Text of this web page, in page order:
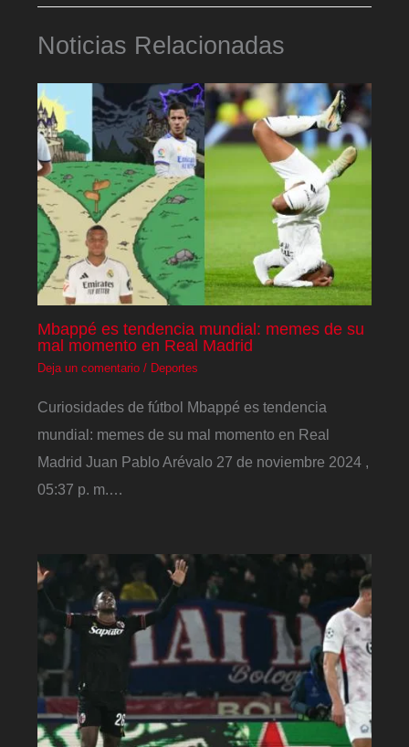
Noticias Relacionadas
Mbappé es tendencia mundial: memes de su
mal momento en Real Madrid
Deja un comentario / Deportes
Curiosidades de fútbol Mbappé es tendencia
mundial: memes de su mal momento en Real
Madrid Juan Pablo Arévalo 27 de noviembre 2024 ,
05:37 p. m.…